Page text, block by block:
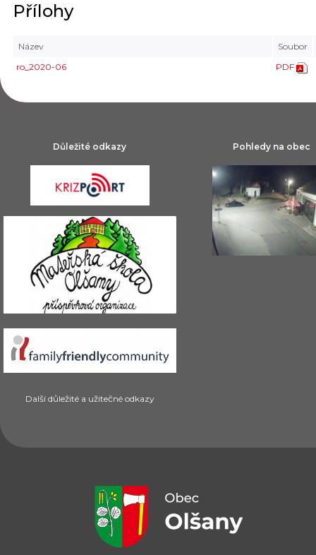
Přílohy
Název
Soubor
ro_2020-06
PDF
Důležité odkazy
Další důležité a užitečné odkazy
Pohledy na obec